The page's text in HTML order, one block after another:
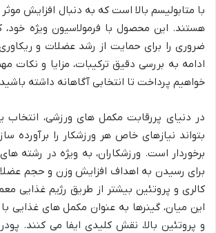
با متابولیسم بالا است که به دنبال افزایش
هستند. این محصول با فرمولاسیون ویژه خود،
ضروری را برای حمایت از رشد عضلات و
ادامه به بررسی دقیق ترکیبات، مزایا و نکات
خواهیم پرداخت تا انتخابی آگاهانه داشته
در دنیای پررقابت مکمل های ورزشی،
بتواند نیازهای خاص هر ورزشکار را برآورده
برخوردار است. ورزشکاران، به ویژه در رشته
برای رسیدن به اهداف افزایش وزن و حجم
کالری و پروتئین بیشتر از طریق رژیم غذایی
این میان، گینرها به عنوان مکمل های غذایی
و پروتئین بالا، نقش کلیدی ایفا می کنند.